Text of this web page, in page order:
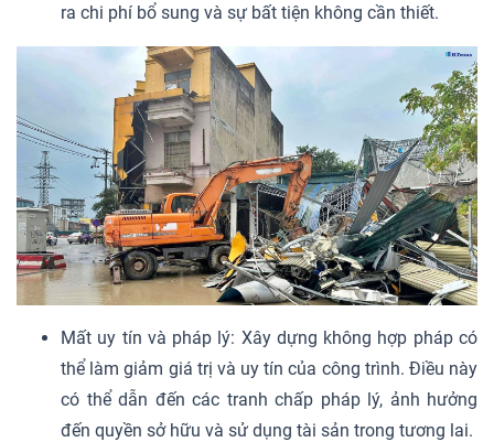
ra chi phí bổ sung và sự bất tiện không cần thiết.
Mất uy tín và pháp lý: Xây dựng không hợp pháp có
thể làm giảm giá trị và uy tín của công trình. Điều này
có thể dẫn đến các tranh chấp pháp lý, ảnh hưởng
đến quyền sở hữu và sử dụng tài sản trong tương lai.